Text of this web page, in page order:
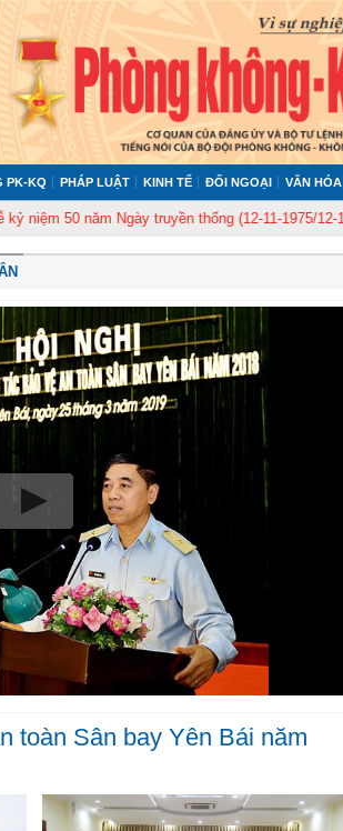
PK-KQ PHÁP LUẬT KINH TẾ ĐỐI NGOẠI VĂN HÓA
năm Ngày truyền thống (12-11-1975/12-11-2025)
toàn Sân bay Yên Bái năm